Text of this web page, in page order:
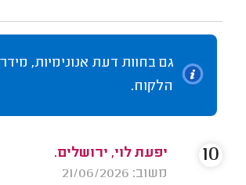
גם בחוות דעת אנונימיות,
הלקוח.
יפעת לוי, ירושלים.
משוב: 21/06/2026
10